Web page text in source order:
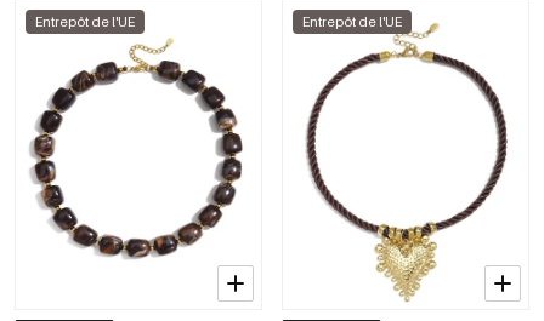
Entrepôt de l'UE Entrepôt de l'UE